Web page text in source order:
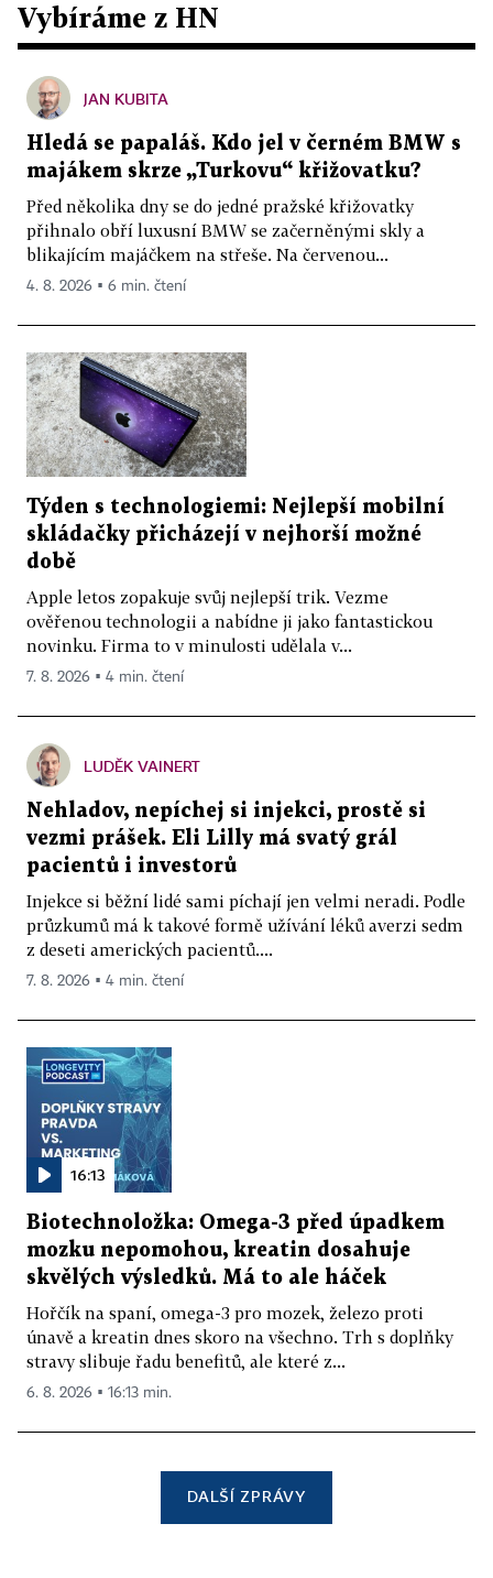
Vybíráme z HN
JAN KUBITA
Hledá se papaláš. Kdo jel v černém BMW s
majákem skrze „Turkovu“ křižovatku?
Před několika dny se do jedné pražské křižovatky
přihnalo obří luxusní BMW se začerněnými skly a
blikajícím majáčkem na střeše. Na červenou...
4. 8. 2026 ▪ 6 min. čtení
Týden s technologiemi: Nejlepší mobilní
skládačky přicházejí v nejhorší možné
době
Apple letos zopakuje svůj nejlepší trik. Vezme
ověřenou technologii a nabídne ji jako fantastickou
novinku. Firma to v minulosti udělala v...
7. 8. 2026 ▪ 4 min. čtení
LUDĚK VAINERT
Nehladov, nepíchej si injekci, prostě si
vezmi prášek. Eli Lilly má svatý grál
pacientů i investorů
Injekce si běžní lidé sami píchají jen velmi neradi. Podle
průzkumů má k takové formě užívání léků averzi sedm
z deseti amerických pacientů....
7. 8. 2026 ▪ 4 min. čtení
16:13
Biotechnoložka: Omega-3 před úpadkem
mozku nepomohou, kreatin dosahuje
skvělých výsledků. Má to ale háček
Hořčík na spaní, omega-3 pro mozek, železo proti
únavě a kreatin dnes skoro na všechno. Trh s doplňky
stravy slibuje řadu benefitů, ale které z...
6. 8. 2026 ▪ 16:13 min.
DALŠÍ ZPRÁVY